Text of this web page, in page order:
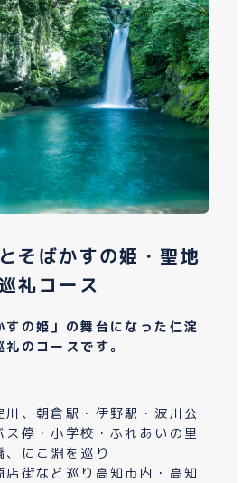
そばかすの姫・聖地
礼コース
すの姫」の舞台になった仁淀
のコースです。
川、朝倉駅・伊野駅・波川公
ス停・小学校・ふれあいの里
にこ淵を巡り
店街など巡り高知市内・高知